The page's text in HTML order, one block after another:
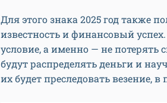
Для этого знака 2025 год также
известность и финансовый
условие, а именно — не потерять
будут распределять деньги и
их будет преследовать везение,